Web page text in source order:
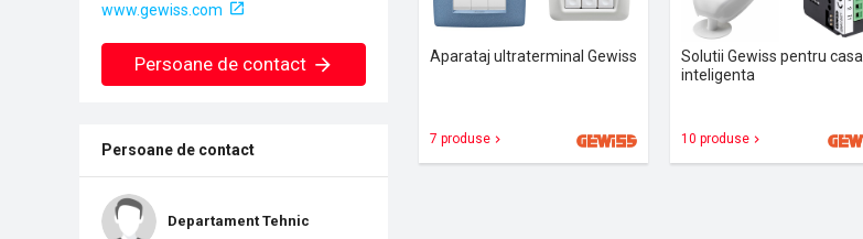
Aparataj ultraterminal Gewiss
7 produse
Solutii Gewiss pentru casa
inteligenta
10 produse
www.gewiss.com
Persoane de contact
Persoane de contact
Departament Tehnic